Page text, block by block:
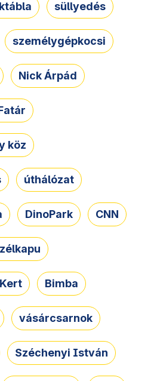
süllyedés
személygépkocsi
Nick Árpád
köz
úthálózat
DinoPark CNN
Bimba
vásárcsarnok
Széchenyi István